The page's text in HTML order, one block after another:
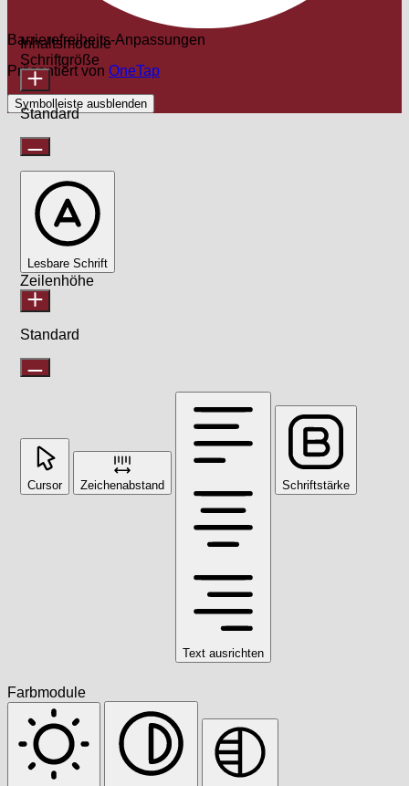
Barrierefreiheits-Anpassungen
Präsentiert von OneTap
Symbolleiste ausblenden
Inhaltsmodule
Schriftgröße
Standard
Lesbare Schrift
Zeilenhöhe
Standard
Cursor Zeichenabstand
Text ausrichten
Schriftstärke
Farbmodule